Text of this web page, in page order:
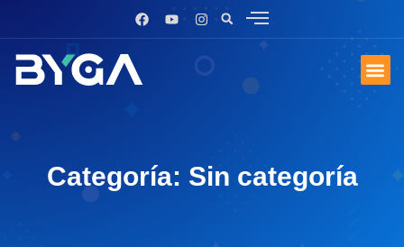
Categoría: Sin categoría